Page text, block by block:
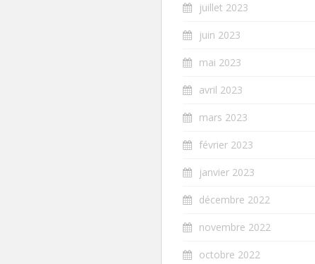
juillet 2023
juin 2023
mai 2023
avril 2023
mars 2023
février 2023
janvier 2023
décembre 2022
novembre 2022
octobre 2022